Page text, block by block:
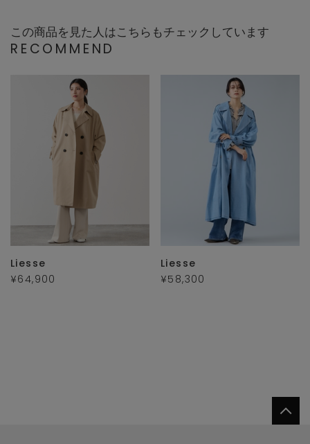
この商品を見た人はこちらもチェックしています
RECOMMEND
Liesse
¥64,900
Liesse
¥58,300